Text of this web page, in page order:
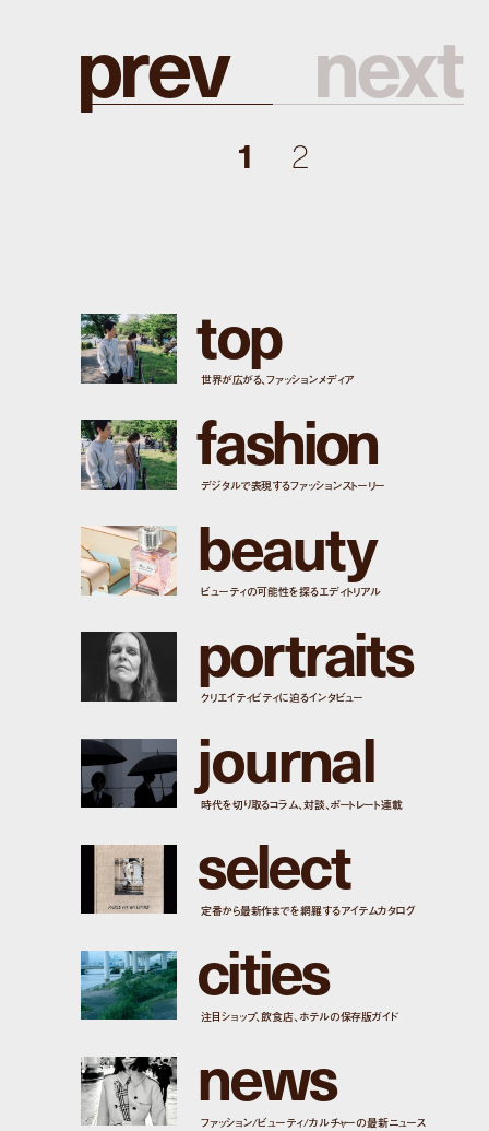
prev next
1 2
top
世界が広がる、ファッションメディア
fashion
デジタルで表現するファッションストーリー
beauty
ビューティの可能性を探るエディトリアル
portraits
クリエイティビティに迫るインタビュー
journal
時代を切り取るコラム、対談、ポートレート連載
select
定番から最新作までを網羅するアイテムカタログ
cities
注目ショップ、飲食店、ホテルの保存版ガイド
news
ファッション/ビューティ/カルチャーの最新ニュース